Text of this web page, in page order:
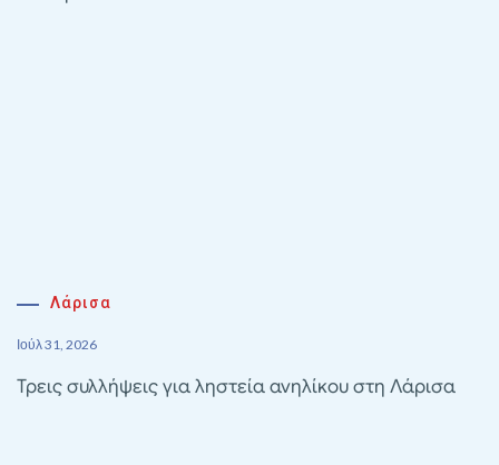
Λάρισα
Ιούλ 31, 2026
Τρεις συλλήψεις για ληστεία ανηλίκου στη Λάρισα